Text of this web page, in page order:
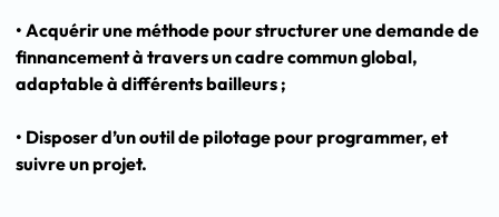
• Acquérir une méthode pour structurer une demande de
finnancement à travers un cadre commun global,
adaptable à différents bailleurs ;
• Disposer d’un outil de pilotage pour programmer, et
suivre un projet.